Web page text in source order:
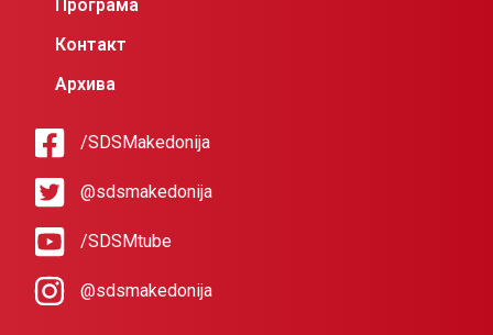
Програма
Контакт
Архива
/SDSMakedonija
@sdsmakedonija
/SDSMtube
@sdsmakedonija